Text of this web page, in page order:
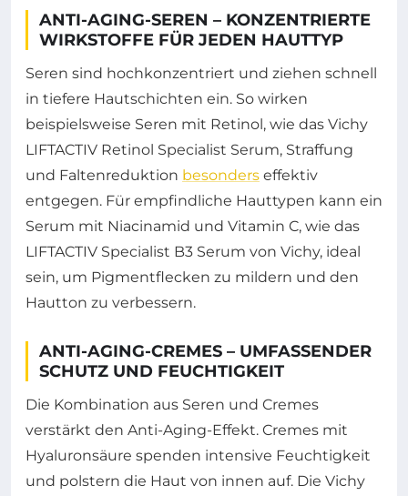
ANTI-AGING-SEREN – KONZENTRIERTE
WIRKSTOFFE FÜR JEDEN HAUTTYP
Seren sind hochkonzentriert und ziehen schnell
in tiefere Hautschichten ein. So wirken
beispielsweise Seren mit Retinol, wie das Vichy
LIFTACTIV Retinol Specialist Serum, Straffung
und Faltenreduktion besonders effektiv
entgegen. Für empfindliche Hauttypen kann ein
Serum mit Niacinamid und Vitamin C, wie das
LIFTACTIV Specialist B3 Serum von Vichy, ideal
sein, um Pigmentflecken zu mildern und den
Hautton zu verbessern.
ANTI-AGING-CREMES – UMFASSENDER
SCHUTZ UND FEUCHTIGKEIT
Die Kombination aus Seren und Cremes
verstärkt den Anti-Aging-Effekt. Cremes mit
Hyaluronsäure spenden intensive Feuchtigkeit
und polstern die Haut von innen auf. Die Vichy